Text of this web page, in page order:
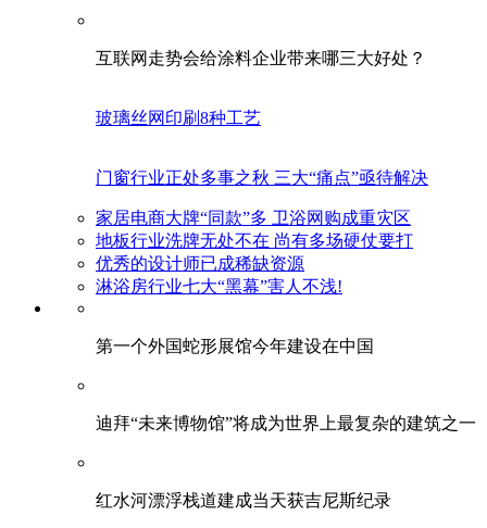
互联网走势会给涂料企业带来哪三大好处？
玻璃丝网印刷8种工艺
门窗行业正处多事之秋 三大“痛点”亟待解决
家居电商大牌“同款”多 卫浴网购成重灾区
地板行业洗牌无处不在 尚有多场硬仗要打
优秀的设计师已成稀缺资源
淋浴房行业七大“黑幕”害人不浅!
第一个外国蛇形展馆今年建设在中国
迪拜“未来博物馆”将成为世界上最复杂的建筑之一
红水河漂浮栈道建成当天获吉尼斯纪录